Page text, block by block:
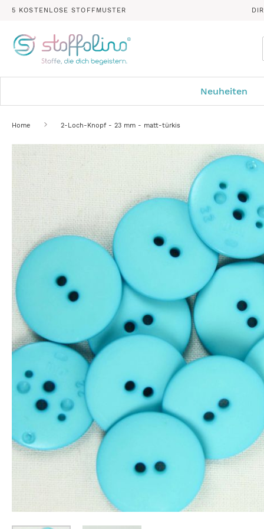
5 KOSTENLOSE STOFFMUSTER
Neuheiten
Home 2-Loch-Knopf - 23 mm - matt-türkis
Ende
Bildergalerie
springen